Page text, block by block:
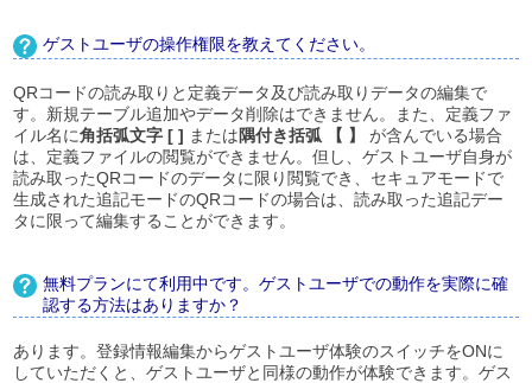
ゲストユーザの操作権限を教えてください。
QRコードの読み取りと定義データ及び読み取りデータの編集で
す。新規テーブル追加やデータ削除はできません。また、定義ファ
イル名に角括弧文字 [ ] または隅付き括弧 【 】が含んでいる場合
は、定義ファイルの閲覧ができません。但し、ゲストユーザ自身が
読み取ったQRコードのデータに限り閲覧でき、セキュアモードで
生成された追記モードのQRコードの場合は、読み取った追記デー
タに限って編集することができます。
無料プランにて利用中です。ゲストユーザでの動作を実際に確
認する方法はありますか？
あります。登録情報編集からゲストユーザ体験のスイッチをONに
していただくと、ゲストユーザと同様の動作が体験できます。ゲス